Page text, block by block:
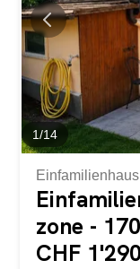
modernen
gemütliche
Extraklasse: Edle
Profiküche und
eines...
1/14
Einfamilienhaus
zone -
CHF